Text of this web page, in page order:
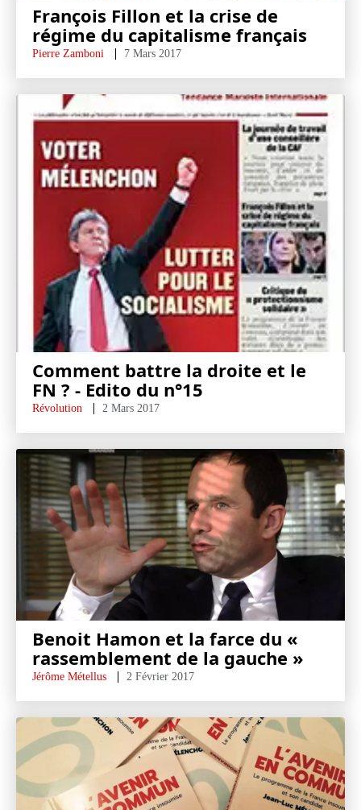
François Fillon et la crise de
régime du capitalisme français
Pierre Zamboni 7 Mars 2017
Comment battre la droite et le
FN ? - Edito du n°15
Révolution 2 Mars 2017
Benoit Hamon et la farce du «
rassemblement de la gauche »
Jérôme Métellus 2 Février 2017